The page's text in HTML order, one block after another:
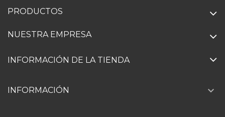
PRODUCTOS
NUESTRA EMPRESA
INFORMACIÓN DE LA TIENDA
INFORMACIÓN 